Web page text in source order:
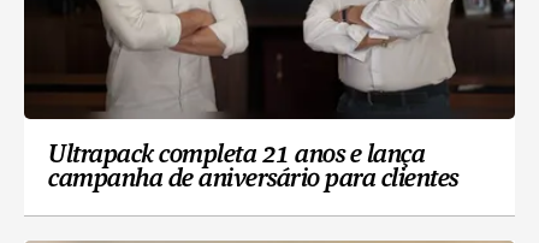
Ultrapack completa 21 anos e lança
campanha de aniversário para clientes